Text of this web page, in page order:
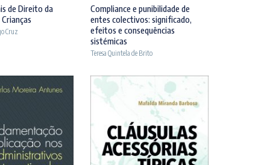
preço
atual
de Direito da
Cruz
preço
original
era:
17,90 €.
preço
atual
16,11 €.
Compliance e punibilidade de
entes colectivos: significado,
efeitos e consequências
sistémicas
Teresa Quintela de Brito